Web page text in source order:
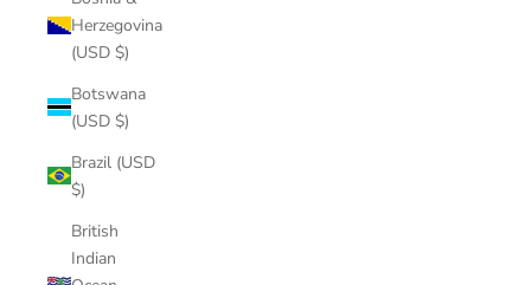
Herzegovina
(USD $)
Botswana
(USD $)
Brazil (USD
$)
British
Indian